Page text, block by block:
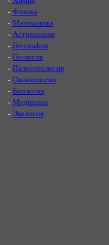
- Физика
- Математика
- Астрономия
- География
- Геология
- Палеонтология
- Океанология
- Биология
- Медицина
- Экология